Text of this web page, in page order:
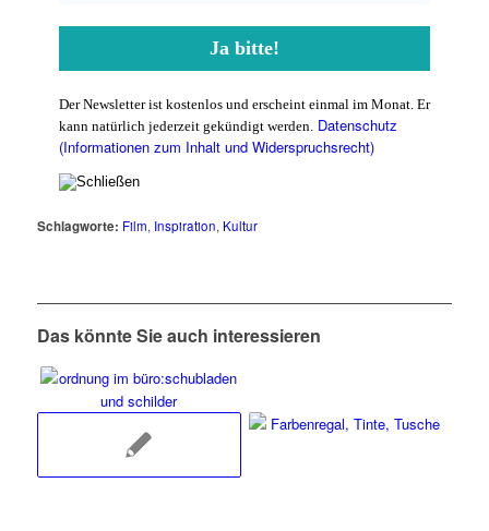
Der Newsletter ist kostenlos und erscheint einmal im Monat. Er
kann natürlich jederzeit gekündigt werden. Datenschutz
(Informationen zum Inhalt und Widerspruchsrecht)
Schlagworte: Film, Inspiration, Kultur
Das könnte Sie auch interessieren